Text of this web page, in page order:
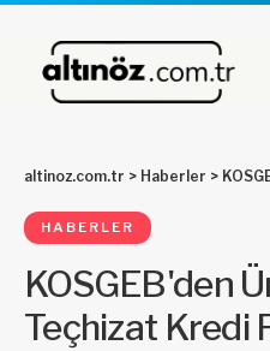
altinoz.com.tr > Haberler >
HABERLER
KOSGEB'den
Teçhizat Kredi